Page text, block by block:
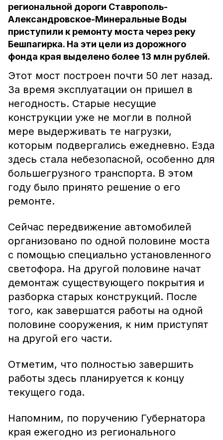
региональной дороги Ставрополь-
Александровское-Минеральные Воды
приступили к ремонту моста через реку
Бешпагирка. На эти цели из дорожного
фонда края выделено более 13 млн рублей.
Этот мост построен почти 50 лет назад.
За время эксплуатации он пришел в
негодность. Старые несущие
конструкции уже не могли в полной
мере выдерживать те нагрузки,
которым подвергались ежедневно. Езда
здесь стала небезопасной, особенно для
большегрузного транспорта. В этом
году было принято решение о его
ремонте.
Сейчас передвижение автомобилей
организовано по одной половине моста
с помощью специально установленного
светофора. На другой половине начат
демонтаж существующего покрытия и
разборка старых конструкций. После
того, как завершатся работы на одной
половине сооружения, к ним приступят
на другой его части.
Отметим, что полностью завершить
работы здесь планируется к концу
текущего года.
Напомним, по поручению Губернатора
края ежегодно из регионального